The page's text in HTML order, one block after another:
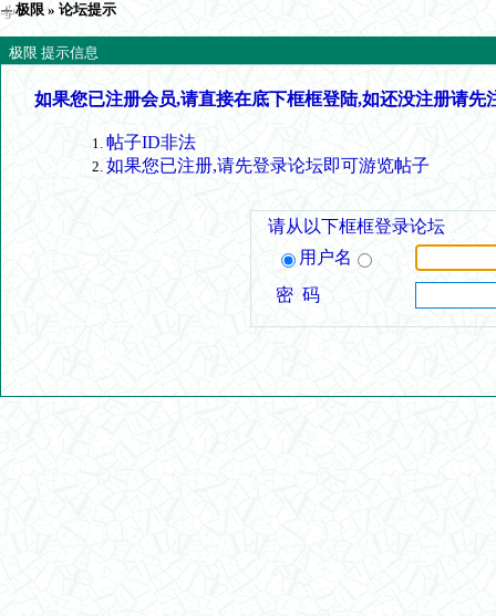
极限 » 论坛提示
极限 提示信息
如果您已注册会员,请直接在底下框框登陆,如还没注册请先
帖子ID非法
如果您已注册,请先登录论坛即可游览帖子
请从以下框框登录论坛
用户名
密 码